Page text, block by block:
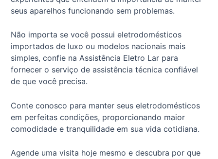
seus aparelhos funcionando sem problemas.
Não importa se você possui eletrodomésticos
importados de luxo ou modelos nacionais mais
simples, confie na Assistência Eletro Lar para
fornecer o serviço de assistência técnica confiável
de que você precisa.
Conte conosco para manter seus eletrodomésticos
em perfeitas condições, proporcionando maior
comodidade e tranquilidade em sua vida cotidiana.
Agende uma visita hoje mesmo e descubra por que